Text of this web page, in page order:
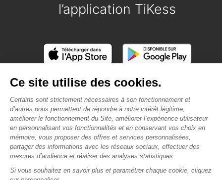
l’application TiKess
MENTIONS LÉGALES CONFIDENTIALITÉ
DEVENIR PREMIUM